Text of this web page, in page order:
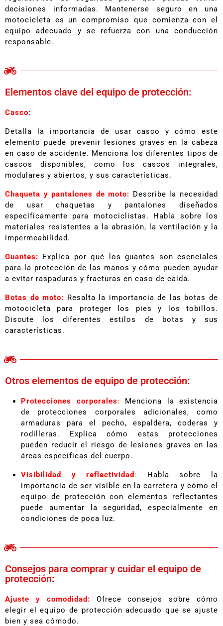
decisiones informadas. Mantenerse seguro en una
motocicleta es un compromiso que comienza con el
equipo adecuado y se refuerza con una conducción
responsable.
Elementos clave del equipo de protección:
Casco:
Detalla la importancia de usar casco y cómo este
elemento puede prevenir lesiones graves en la cabeza
en caso de accidente. Menciona los diferentes tipos de
cascos disponibles, como los cascos integrales,
modulares y abiertos, y sus características.
Chaqueta y pantalones de moto: Describe la necesidad
de usar chaquetas y pantalones diseñados
específicamente para motociclistas. Habla sobre los
materiales resistentes a la abrasión, la ventilación y la
impermeabilidad.
Guantes: Explica por qué los guantes son esenciales
para la protección de las manos y cómo pueden ayudar
a evitar raspaduras y fracturas en caso de caída.
Botas de moto: Resalta la importancia de las botas de
motocicleta para proteger los pies y los tobillos.
Discute los diferentes estilos de botas y sus
características.
Otros elementos de equipo de protección:
Protecciones corporales: Menciona la existencia
de protecciones corporales adicionales, como
armaduras para el pecho, espaldera, coderas y
rodilleras. Explica cómo estas protecciones
pueden reducir el riesgo de lesiones graves en las
áreas específicas del cuerpo.
Visibilidad y reflectividad :
Habla sobre la
importancia de ser visible en la carretera y cómo el
equipo de protección con elementos reflectantes
puede aumentar la seguridad, especialmente en
condiciones de poca luz.
Consejos para comprar y cuidar el equipo de
protección:
Ajuste y comodidad: Ofrece consejos sobre cómo
elegir el equipo de protección adecuado que se ajuste
bien y sea cómodo.